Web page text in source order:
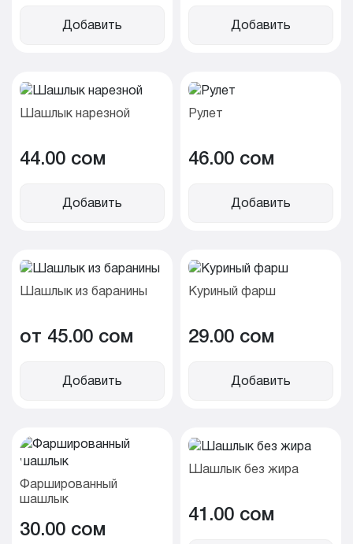
Добавить Добавить
Шашлык нарезной
44.00 cом
Добавить
Рулет
46.00 cом
Добавить
Шашлык из баранины
от 45.00 cом
Добавить
Куриный фарш
29.00 cом
Добавить
Фаршированный
шашлык
30.00 cом
Шашлык без жира
41.00 cом